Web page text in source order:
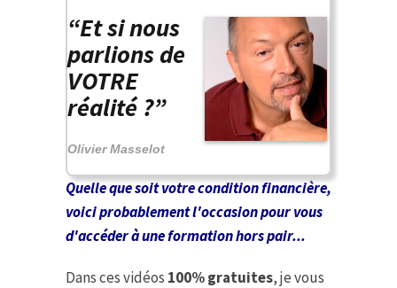
“Et si nous
parlions de
VOTRE
réalité ?”
Olivier Masselot
Quelle que soit votre condition financière,
voici probablement l'occasion pour vous
d'accéder à une formation hors pair...
Dans ces vidéos 100% gratuites, je vous